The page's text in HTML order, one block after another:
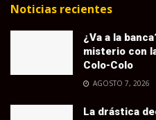
Noticias recientes
¿Va a la
misterio con
Colo-Colo
AGOSTO 7, 2026
La drástica